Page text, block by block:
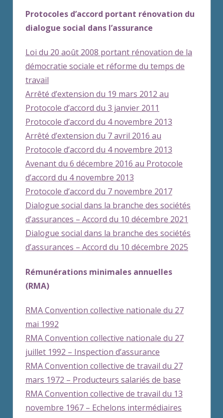
Protocoles d’accord portant rénovation du
dialogue social dans l’assurance
Loi du 20 août 2008 portant rénovation de la
démocratie sociale et réforme du temps de
travail
Arrêté d’extension du 19 mars 2012 au
Protocole d’accord du 3 janvier 2011
Protocole d’accord du 4 novembre 2013
Arrêté d’extension du 7 avril 2016 au
Protocole d’accord du 4 novembre 2013
Avenant du 6 décembre 2016 au Protocole
d’accord du 4 novembre 2013
Protocole d’accord du 7 novembre 2017
Dialogue social dans la branche des sociétés
d’assurances – Accord du 10 décembre 2021
Dialogue social dans la branche des sociétés
d’assurances – Accord du 10 décembre 2025
Rémunérations minimales annuelles
(RMA)
RMA Convention collective nationale du 27
mai 1992
RMA Convention collective nationale du 27
juillet 1992 – Inspection d’assurance
RMA Convention collective de travail du 27
mars 1972 – Producteurs salariés de base
RMA Convention collective de travail du 13
novembre 1967 – Echelons intermédiaires